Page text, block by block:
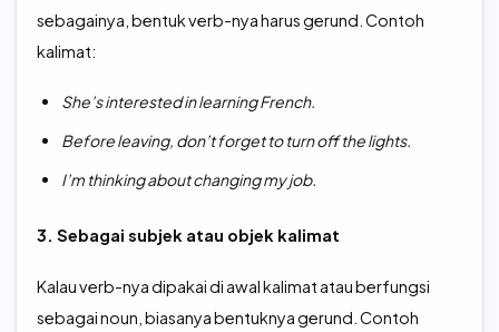
sebagainya, bentuk verb-nya harus gerund. Contoh
kalimat:
She’s interested in learning French.
Before leaving, don’t forget to turn off the lights.
I’m thinking about changing my job.
3. Sebagai subjek atau objek kalimat
Kalau verb-nya dipakai di awal kalimat atau berfungsi
sebagai noun, biasanya bentuknya gerund. Contoh